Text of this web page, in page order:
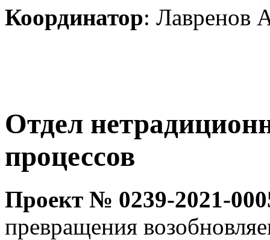
Координатор: Лавренов
Отдел
процессов
Проект № 0239-2021-
превращения